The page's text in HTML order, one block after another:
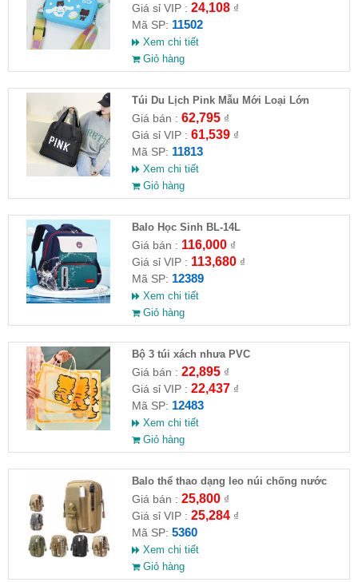
Giá sỉ VIP : 24,108₫
Mã SP: 11502
Xem chi tiết
Giỏ hàng
Túi Du Lịch Pink Mẫu Mới Loại Lớn
Giá bán : 62,795₫
Giá sỉ VIP : 61,539₫
Mã SP: 11813
Xem chi tiết
Giỏ hàng
Balo Học Sinh BL-14L
Giá bán : 116,000₫
Giá sỉ VIP : 113,680₫
Mã SP: 12389
Xem chi tiết
Giỏ hàng
Bộ 3 túi xách nhưa PVC
Giá bán : 22,895₫
Giá sỉ VIP : 22,437₫
Mã SP: 12483
Xem chi tiết
Giỏ hàng
Balo thể thao dạng leo núi chống nước
Giá bán : 25,800₫
Giá sỉ VIP : 25,284₫
Mã SP: 5360
Xem chi tiết
Giỏ hàng